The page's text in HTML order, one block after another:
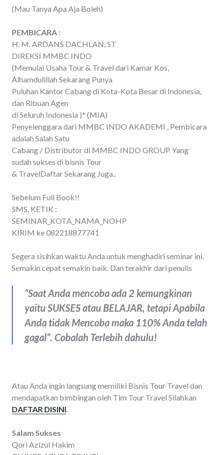
(Mau Tanya Apa Aja Boleh)
PEMBICARA :
H. M. ARDANS DACHLAN, ST
DIREKSI MMBC INDO
(Memulai Usaha Tour & Travel dari Kamar Kos,
Alhamdulillah Sekarang Punya
Puluhan Kantor Cabang di Kota-Kota Besar di Indonesia,
dan Ribuan Agen
di Seluruh Indonesia )* (MIA)
Penyelenggara dari MMBC INDO AKADEMI , Pembicara
adalah Salah Satu
Cabang / Distributor di MMBC INDO GROUP Yang
sudah sukses di bisnis Tour
& TravelDaftar Sekarang Juga..
Sebelum Full Book!!
SMS, KETIK :
SEMINAR_KOTA_NAMA_NOHP
KIRIM ke 082218877741
Segera sisihkan waktu Anda untuk menghadiri seminar ini.
Semakin cepat semakin baik. Dan terakhir dari penulis
“Saat Anda mencoba ada 2 kemungkinan
yaitu SUKSES atau BELAJAR, tetapi Apabila
Anda tidak Mencoba maka 110% Anda telah
gagal”. Cobalah Terlebih dahulu!
Atau Anda ingin langsung memiliki Bisnis Tour Travel dan
mendapatkan bimbingan oleh Tim Tour Travel Silahkan
DAFTAR DISINI.
Salam Sukses
Qori Azizul Hakim